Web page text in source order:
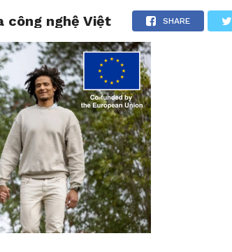
LẶT TẢN MẠN THƯ GIÃN
công nghệ Việt SHARE